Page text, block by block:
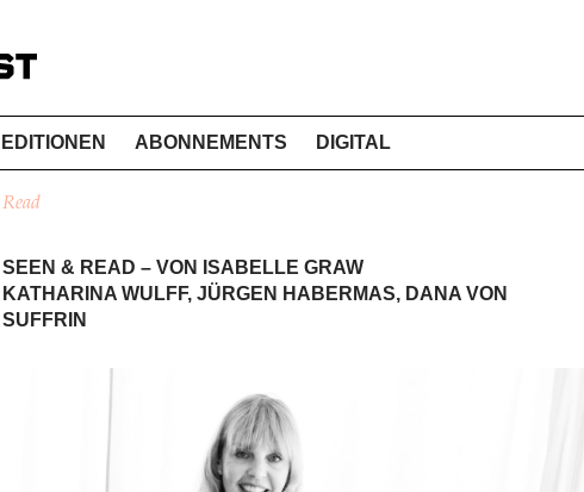
EDITIONEN ABONNEMENTS DIGITAL
SEEN & READ – VON ISABELLE GRAW
KATHARINA WULFF, JÜRGEN HABERMAS, DANA VON
SUFFRIN